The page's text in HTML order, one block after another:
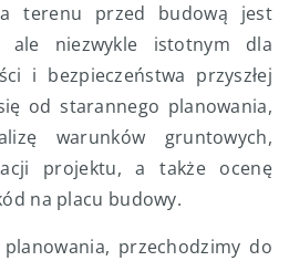
terenu przed budową jest
ale niezwykle istotnym dla
i bezpieczeństwa przyszłej
od starannego planowania,
warunków gruntowych,
projektu, a także ocenę
na placu budowy.
przechodzimy do